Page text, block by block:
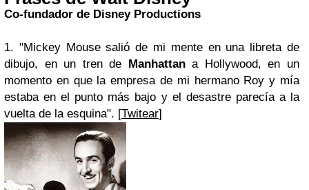
Co-fundador de DisneyProductions
1. "Mickey Mouse salió de mi mente en una libreta de
dibujo, en un tren de Manhattana Hollywood, en un
momento en que la empresa de mi hermano Roy y mía
estaba en el punto más bajo y el desastre parecía a la
vuelta de la esquina". [Twitear]